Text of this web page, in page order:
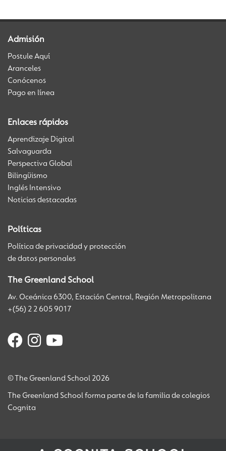
Admisión
Postule Aquí
Aranceles
Conócenos
Pago en línea
Enlaces rápidos
Aprendizaje Digital
Salvaguarda
Perspectiva Global
Bilingüismo
Inglés Intensivo
Noticias destacadas
Políticas
Política de privacidad y protección
de datos personales
The Greenland School
Av. Oceánica 6300, Estación Central, Región Metropolitana
+(56) 2 2 605 9017
© The Greenland School 2026
The Greenland School forma parte de la familia de colegios
Cognita